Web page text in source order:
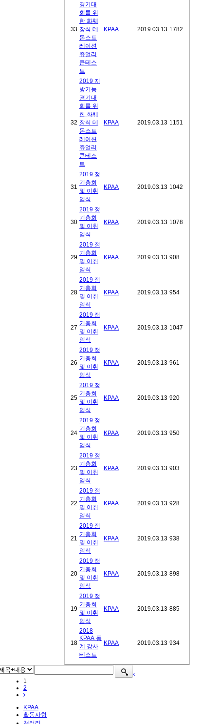
33
경기대
회를 위
한 화훼
장식 데
몬스트
레이션
쥬얼리
콘테스
트
KPAA 2019.03.13 1782
32
2019 지
방기능
경기대
회를 위
한 화훼
장식 데
몬스트
레이션
쥬얼리
콘테스
트
KPAA 2019.03.13 1151
31
2019 정
기총회
및 이취
임식
KPAA 2019.03.13 1042
30
2019 정
기총회
및 이취
임식
KPAA 2019.03.13 1078
29
2019 정
기총회
및 이취
임식
KPAA 2019.03.13 908
28
2019 정
기총회
및 이취
임식
KPAA 2019.03.13 954
27
2019 정
기총회
및 이취
임식
KPAA 2019.03.13 1047
26
2019 정
기총회
및 이취
임식
KPAA 2019.03.13 961
25
2019 정
기총회
및 이취
임식
KPAA 2019.03.13 920
24
2019 정
기총회
및 이취
임식
KPAA 2019.03.13 950
23
2019 정
기총회
및 이취
임식
KPAA 2019.03.13 903
22
2019 정
기총회
및 이취
임식
KPAA 2019.03.13 928
21
2019 정
기총회
및 이취
임식
KPAA 2019.03.13 938
20
2019 정
기총회
및 이취
임식
KPAA 2019.03.13 898
19
2019 정
기총회
및 이취
임식
KPAA 2019.03.13 885
18
2018
KPAA 동
계 강사
테스트
KPAA 2019.03.13 934
1
2
KPAA
활동사항